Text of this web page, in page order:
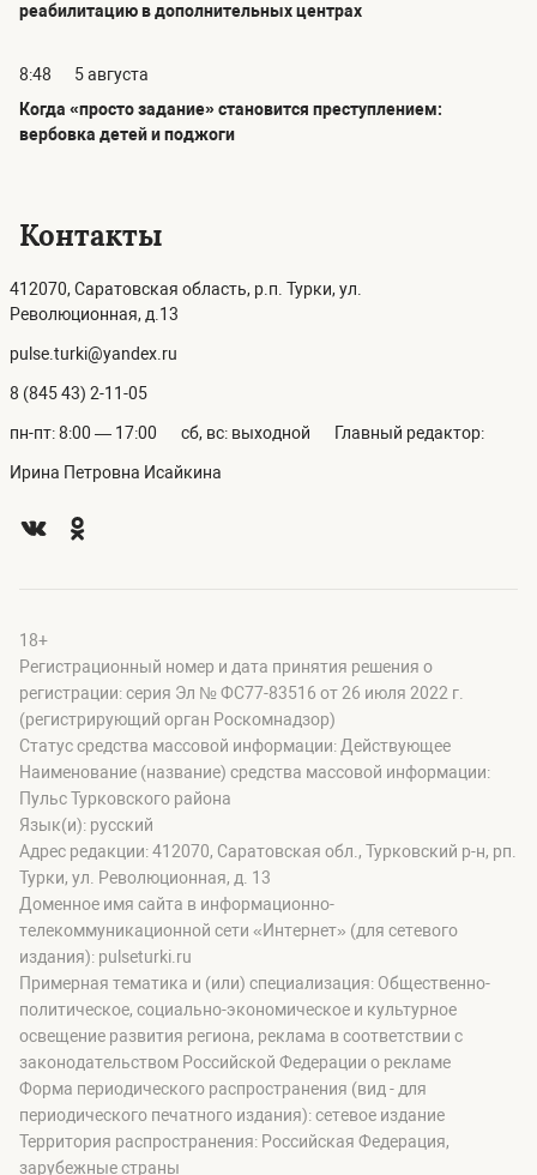
реабилитацию в дополнительных центрах
8:48
5 августа
Когда «просто задание» становится преступлением:
вербовка детей и поджоги
Контакты
412070, Саратовская область, р.п. Турки, ул.
Революционная, д.13
pulse.turki@yandex.ru
8 (845 43) 2-11-05
пн-пт: 8:00 — 17:00 сб, вс: выходной Главный редактор:
Ирина Петровна Исайкина
18+
Регистрационный номер и дата принятия решения о
регистрации: серия Эл № ФС77-83516 от 26 июля 2022 г.
(регистрирующий орган Роскомнадзор)
Статус средства массовой информации: Действующее
Наименование (название) средства массовой информации:
Пульс Турковского района
Язык(и): русский
Адрес редакции: 412070, Саратовская обл., Турковский р-н, рп.
Турки, ул. Революционная, д. 13
Доменное имя сайта в информационно-
телекоммуникационной сети «Интернет» (для сетевого
издания): pulseturki.ru
Примерная тематика и (или) специализация: Общественно-
политическое, социально-экономическое и культурное
освещение развития региона, реклама в соответствии с
законодательством Российской Федерации о рекламе
Форма периодического распространения (вид - для
периодического печатного издания): сетевое издание
Территория распространения: Российская Федерация,
зарубежные страны